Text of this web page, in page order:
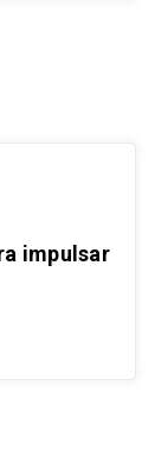
impulsar